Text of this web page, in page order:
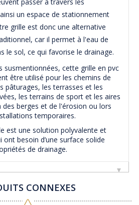
un espace de stationnement
grille est donc une alternative
car il permet à l'eau de
le sol, ce qui favorise le drainage.
susmentionnées, cette grille en pvc
être utilisé pour les chemins de
pâturages, les terrasses et les
les terrains de sport et les aires
berges et de l'érosion ou lors
temporaires.
est une solution polyvalente et
besoin d’une surface solide
de drainage.
CONNEXES